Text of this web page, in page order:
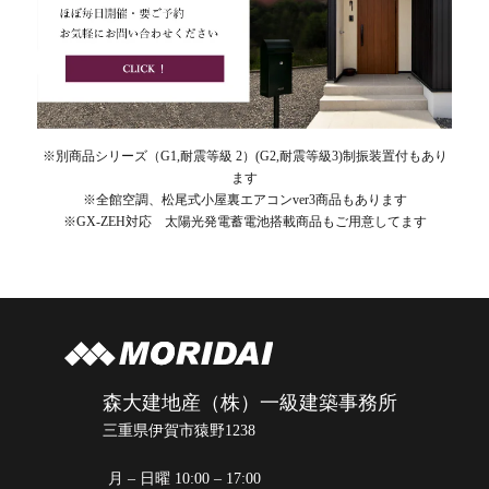
※別商品シリーズ（G1,耐震等級 2）(G2,耐震等級3)制振装置付もあり
ます
※全館空調、松尾式小屋裏エアコンver3商品もあります
※GX-ZEH対応 太陽光発電蓄電池搭載商品もご用意してます
森大建地産（株）一級建築事務所
三重県伊賀市猿野1238
月 – 日曜 10:00 – 17:00